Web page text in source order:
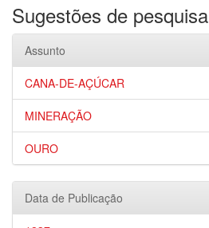
Sugestões de pesquisa
Assunto
CANA-DE-AÇÚCAR
MINERAÇÃO
OURO
Data de Publicação